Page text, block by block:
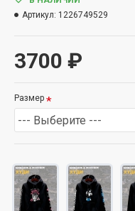
3700 ₽
Артикул: 1226749529
Размер